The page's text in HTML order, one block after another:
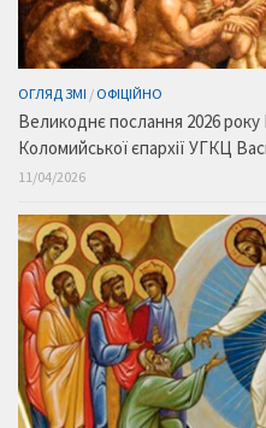
ОГЛЯД ЗМІ / ОФІЦІЙНО
Великоднє послання 2026
Коломийської єпархії УГКЦ
11/04/2026